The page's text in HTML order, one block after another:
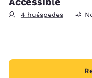
4 huéspedes